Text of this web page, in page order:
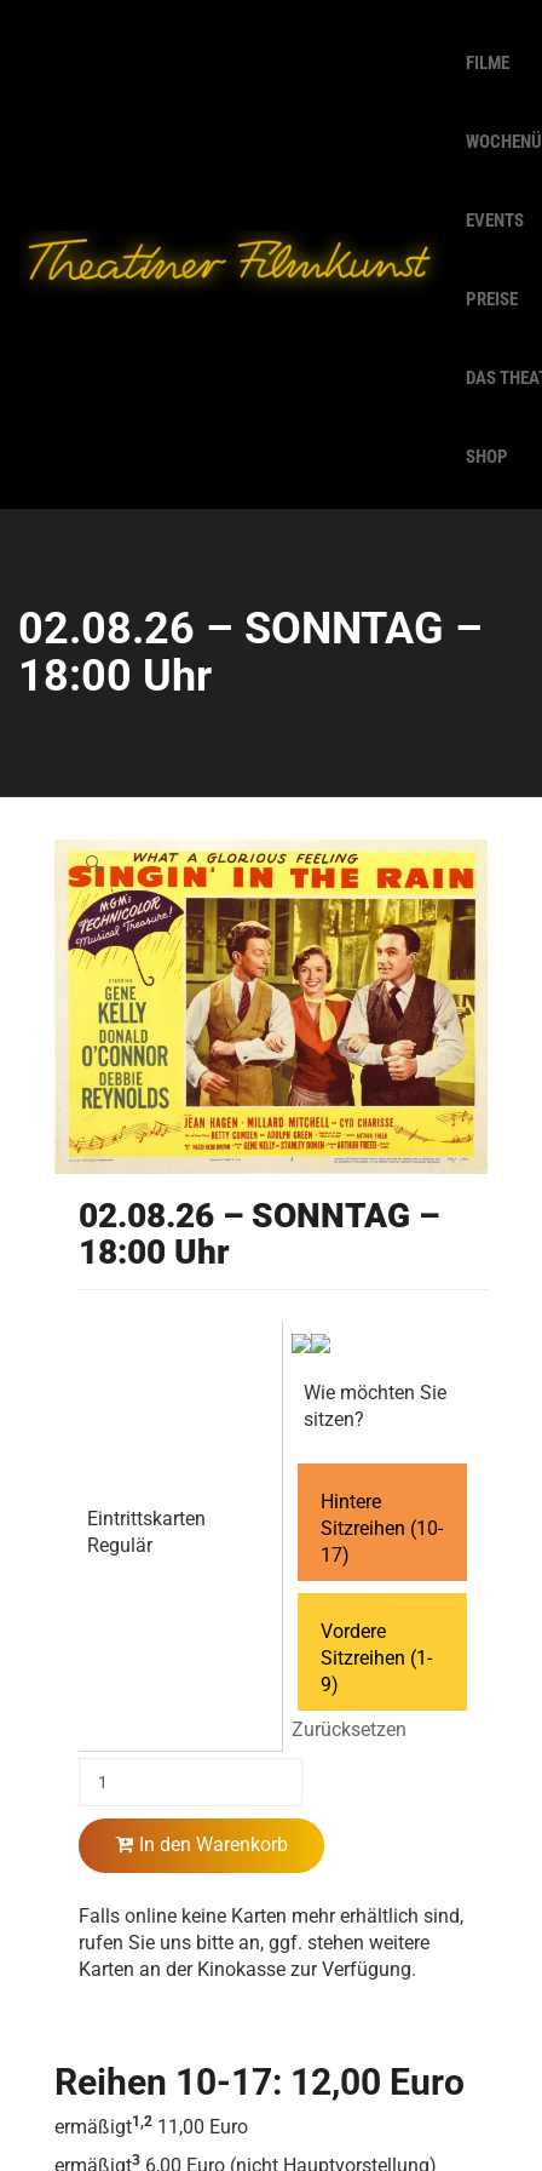
FILME
EVENTS
PREISE
DAS
SHOP
02.08.26 – SONNTAG –
18:00 Uhr
🔍
02.08.26 – SONNTAG –
18:00 Uhr
Eintrittskarten
Regulär
Wie möchten Sie
sitzen?
Hintere
Sitzreihen (10-
17)
Vordere
Sitzreihen (1-
9)
Zurücksetzen
In den Warenkorb
Falls online keine Karten mehr erhältlich sind,
rufen Sie uns bitte an, ggf. stehen weitere
Karten an der Kinokasse zur Verfügung.
Reihen 10-17: 12,00 Euro
ermäßigt1,2 11,00 Euro
ermäßigt3 6,00 Euro (nicht Hauptvorstellung)